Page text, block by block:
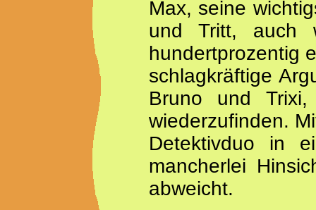
Max, seine
und Tritt, auch
hundertprozentig
schlagkräftige
Bruno und
wiederzufinden.
Detektivduo in
mancherlei
abweicht.